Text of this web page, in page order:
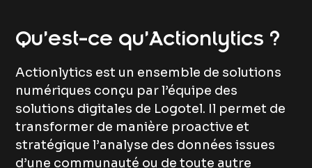
Qu’est-ce qu’Actionlytics ?
Actionlytics est un ensemble de solutions
numériques conçu par l’équipe des
solutions digitales de Logotel. Il permet de
transformer de manière proactive et
stratégique l’analyse des données issues
d’une communauté ou de toute autre